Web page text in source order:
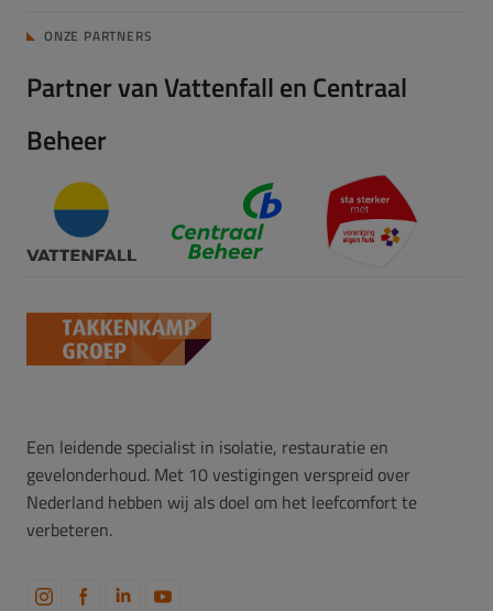
ONZE PARTNERS
Partner van Vattenfall en Centraal
Beheer
Een leidende specialist in isolatie, restauratie en
gevelonderhoud. Met 10 vestigingen verspreid over
Nederland hebben wij als doel om het leefcomfort te
verbeteren.